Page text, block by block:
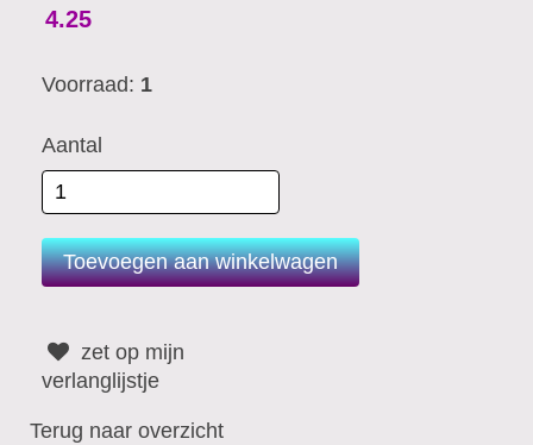
4.25
Voorraad: 1
Aantal
zet op mijn
verlanglijstje
Terug naar overzicht